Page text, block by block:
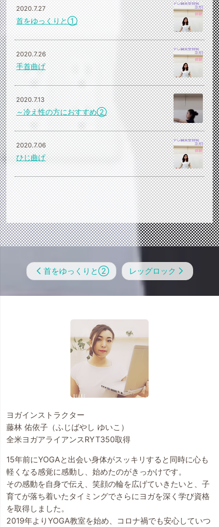
2020.7.27
首をゆっくりと①
2020.7.26
手首曲げ
2020.7.13
～冷え性の方におすすめ②
2020.7.06
ひじ曲げ
首をゆっくりと② レッグロック
ヨガインストラクター
藤林 佑依子（ふじばやし ゆいこ）
全米ヨガアライアンスRYT350取得
15年前にYOGAと出会い身体がスッキリすると同時に心も
軽くなる感覚に感動し、始めたのがきっかけです。
その感動を自身で伝え、笑顔の輪を広げていきたいと、子
育てが落ち着いたタイミングでさらにヨガを深く学び資格
を取得しました。
2019年よりYOGA教室を始め、コロナ禍でも安心していつ